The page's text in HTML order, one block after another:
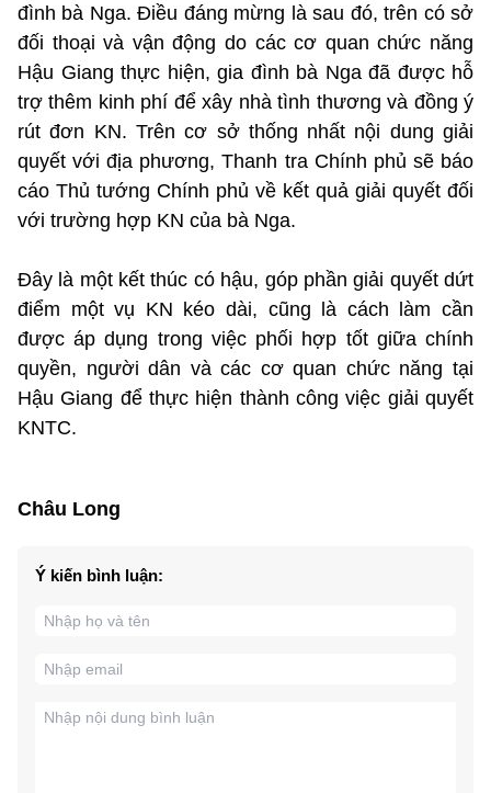
đình bà Nga. Điều đáng mừng là sau đó, trên có sở
đối thoại và vận động do các cơ quan chức năng
Hậu Giang thực hiện, gia đình bà Nga đã được hỗ
trợ thêm kinh phí để xây nhà tình thương và đồng ý
rút đơn KN. Trên cơ sở thống nhất nội dung giải
quyết với địa phương, Thanh tra Chính phủ sẽ báo
cáo Thủ tướng Chính phủ về kết quả giải quyết đối
với trường hợp KN của bà Nga.
Đây là một kết thúc có hậu, góp phần giải quyết dứt
điểm một vụ KN kéo dài, cũng là cách làm cần
được áp dụng trong việc phối hợp tốt giữa chính
quyền, người dân và các cơ quan chức năng tại
Hậu Giang để thực hiện thành công việc giải quyết
KNTC.
Châu Long
Ý kiến bình luận: